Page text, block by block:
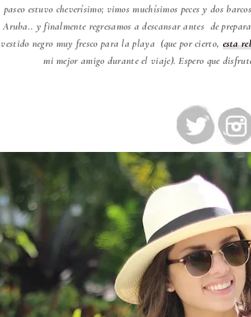
paseo estuvo cheverísimo; vimos muchísimos peces y dos
Aruba.. y finalmente regresamos a descansar antes de
vestido negro muy fresco para la playa (que por cierto, esta
mi mejor amigo durante el viaje). Espero que